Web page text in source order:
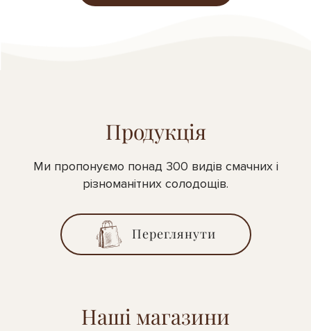
Продукція
Ми пропонуємо понад 300 видів смачних і
різноманітних солодощів.
Переглянути
Наші магазини